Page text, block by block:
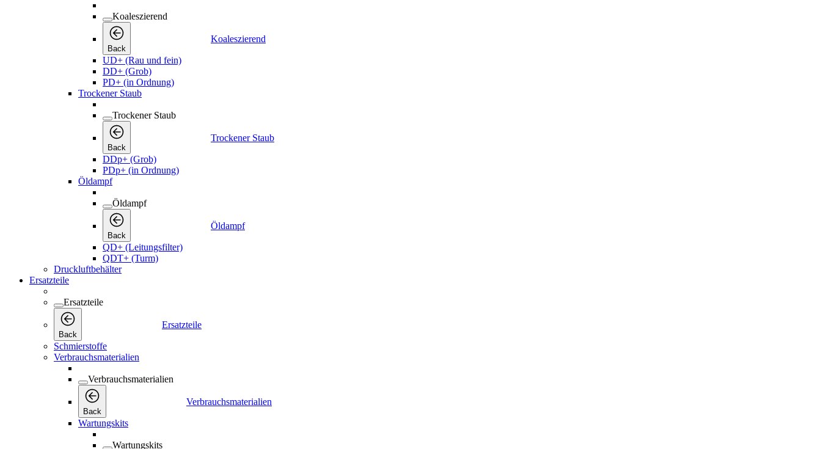
Koaleszierend
Back
Koaleszierend
UD+ (Rau und fein)
DD+ (Grob)
PD+ (in Ordnung)
Trockener Staub
Trockener Staub
Back
Trockener Staub
DDp+ (Grob)
PDp+ (in Ordnung)
Öldampf
Öldampf
Back
Öldampf
QD+ (Leitungsfilter)
QDT+ (Turm)
Druckluftbehälter
Ersatzteile
Ersatzteile
Back
Ersatzteile
Schmierstoffe
Verbrauchsmaterialien
Verbrauchsmaterialien
Back
Verbrauchsmaterialien
Wartungskits
Wartungskits